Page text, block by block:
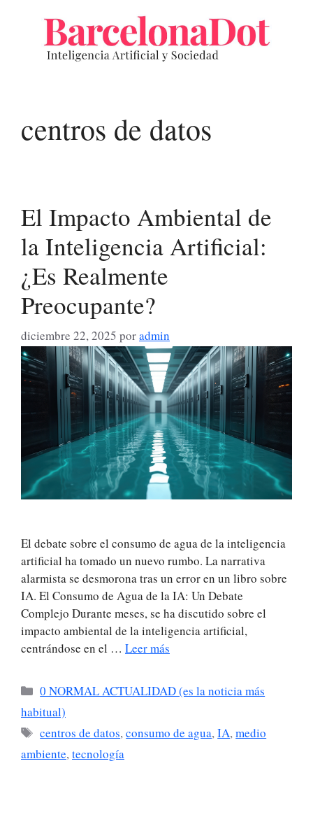
contenido
centros de datos
El Impacto Ambiental de
la Inteligencia Artificial:
¿Es Realmente
Preocupante?
diciembre 22, 2025 poradmin
El debate sobre el consumo de agua de la inteligencia
artificial ha tomado un nuevo rumbo. La narrativa
alarmista se desmorona tras un error en un libro sobre
IA. El Consumo de Agua de la IA: Un Debate
Complejo Durante meses, se ha discutido sobre el
impacto ambiental de la inteligencia artificial,
centrándose en el … Leer más
Categorías
0 NORMAL ACTUALIDAD (es la noticia más
habitual)
Etiquetas
centros de datos,consumo de agua,IA,medio
ambiente, tecnología